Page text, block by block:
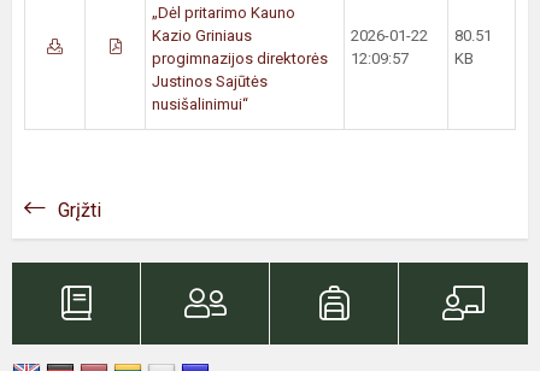
„Dėl pritarimo Kauno
Kazio Griniaus
progimnazijos direktorės
Justinos Sajūtės
nusišalinimui“
2026-01-22
12:09:57
80.51
KB
Grįžti